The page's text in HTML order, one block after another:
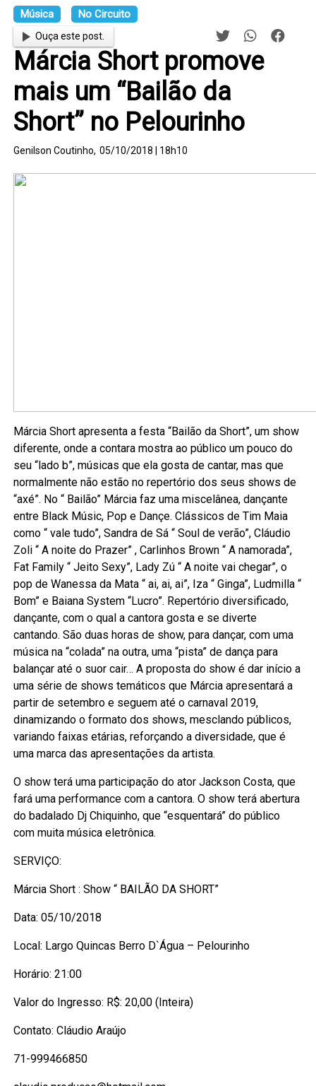
Música No Circuito
Ouça este post.
Márcia Short promove
mais um “Bailão da
Short” no Pelourinho
Genilson Coutinho, 05/10/2018 | 18h10
Márcia Short apresenta a festa “Bailão da Short”, um show
diferente, onde a contara mostra ao público um pouco do
seu “lado b”, músicas que ela gosta de cantar, mas que
normalmente não estão no repertório dos seus shows de
“axé”. No “ Bailão” Márcia faz uma miscelânea, dançante
entre Black Músic, Pop e Dançe. Clássicos de Tim Maia
como “ vale tudo”, Sandra de Sá “ Soul de verão”, Cláudio
Zoli “ A noite do Prazer” , Carlinhos Brown “ A namorada”,
Fat Family “ Jeito Sexy”, Lady Zú “ A noite vai chegar”, o
pop de Wanessa da Mata “ ai, ai, ai”, Iza “ Ginga”, Ludmilla “
Bom” e Baiana System “Lucro”. Repertório diversificado,
dançante, com o qual a cantora gosta e se diverte
cantando. São duas horas de show, para dançar, com uma
música na “colada” na outra, uma “pista” de dança para
balançar até o suor cair… A proposta do show é dar início a
uma série de shows temáticos que Márcia apresentará a
partir de setembro e seguem até o carnaval 2019,
dinamizando o formato dos shows, mesclando públicos,
variando faixas etárias, reforçando a diversidade, que é
uma marca das apresentações da artista.
O show terá uma participação do ator Jackson Costa, que
fará uma performance com a cantora. O show terá abertura
do badalado Dj Chiquinho, que “esquentará” do público
com muita música eletrônica.
SERVIÇO:
Márcia Short : Show “ BAILÃO DA SHORT”
Data: 05/10/2018
Local: Largo Quincas Berro D`Água – Pelourinho
Horário: 21:00
Valor do Ingresso: R$: 20,00 (Inteira)
Contato: Cláudio Araújo
71-999466850